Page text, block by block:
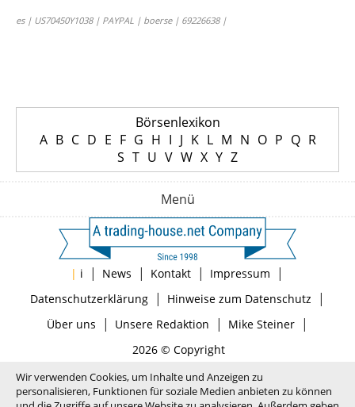
es | US70450Y1038 | PAYPAL | boerse | 69226638 |
Börsenlexikon
A B C D E F G H I J K L M N O P Q R
S T U V W X Y Z
Menü
| i | News | Kontakt | Impressum |
Datenschutzerklärung| Hinweise zum Datenschutz |
Über uns | Unsere Redaktion | Mike Steiner|
2026 © Copyright
Wir verwenden Cookies, um Inhalte und Anzeigen zu
personalisieren, Funktionen für soziale Medien anbieten zu können